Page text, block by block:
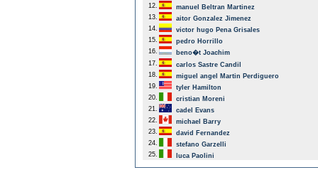
12.
manuel Beltran Martinez
13.
aitor Gonzalez Jimenez
14.
victor hugo Pena Grisales
15.
pedro Horrillo
16.
beno�t Joachim
17.
carlos Sastre Candil
18.
miguel angel Martin Perdiguero
19.
tyler Hamilton
20.
cristian Moreni
21.
cadel Evans
22.
michael Barry
23.
david Fernandez
24.
stefano Garzelli
25.
luca Paolini